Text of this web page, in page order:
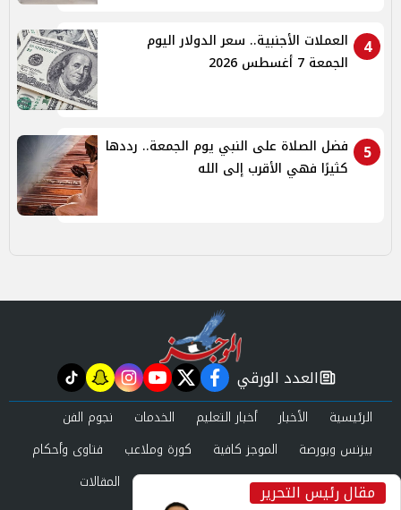
4
العملات الأجنبية.. سعر الدولار اليوم
الجمعة 7 أغسطس 2026
5
فضل الصلاة على النبي يوم الجمعة.. رددها
كثيرًا فهي الأقرب إلى الله
مقال رئيس التحرير
newspaper
العدد الورقي facebook
twitter
youtube
instagram
snapchat
tiktok
الرئيسية الأخبار أخبار التعليم الخدمات
نجوم الفن
بيزنس وبورصة
الموجز كافية كورة وملاعب
فتاوى وأحكام
صحة وجمال
عرب وعالم حوادث ومحاكم
المقالات